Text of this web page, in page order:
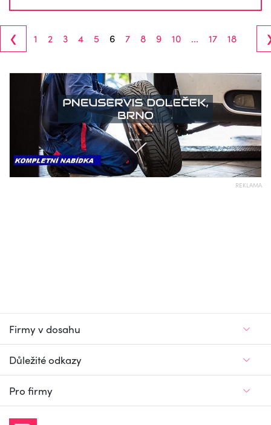
‹ 1 2 3 4 5 6 7 8 9 10 ... 17 18
REKLAMA
Firmy v dosahu
Důležité odkazy
Pro firmy